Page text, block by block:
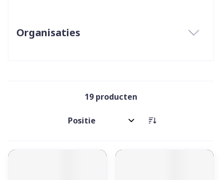
Organisaties
19 producten
Sorteer op: